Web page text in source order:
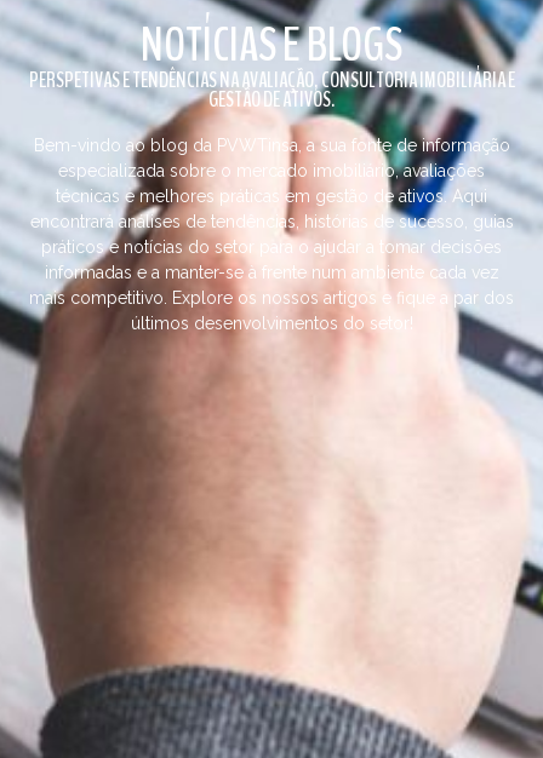
NOTÍCIAS E BLOGS
PERSPETIVAS E TENDÊNCIAS NA AVALIAÇÃO, CONSULTORIA IMOBILIÁRIA E
GESTÃO DE ATIVOS.
Bem-vindo ao blog da PVWTinsa, a sua fonte de informação
especializada sobre o mercado imobiliário, avaliações
técnicas e melhores práticas em gestão de ativos. Aqui
encontrará análises de tendências, histórias de sucesso, guias
práticos e notícias do setor para o ajudar a tomar decisões
informadas e a manter-se à frente num ambiente cada vez
mais competitivo. Explore os nossos artigos e fique a par dos
últimos desenvolvimentos do setor!